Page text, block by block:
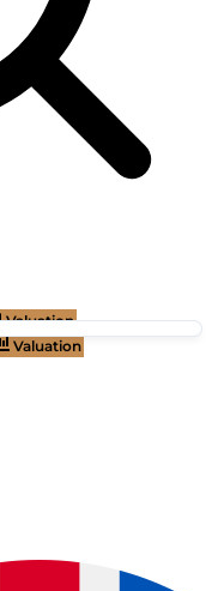
Valuation
Valuation